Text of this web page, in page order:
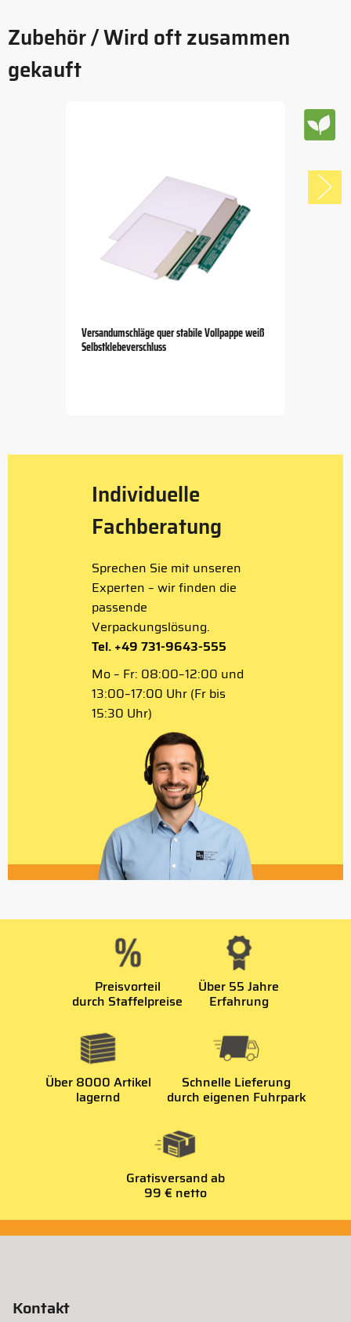
Zubehör / Wird oft zusammen
gekauft
Versandumschläge quer stabile Vollpappe weiß
Selbstklebeverschluss
Individuelle
Fachberatung
Sprechen Sie mit unseren
Experten – wir finden die
passende
Verpackungslösung.
Tel. +49 731-9643-555
Mo – Fr: 08:00–12:00 und
13:00–17:00 Uhr (Fr bis
15:30 Uhr)
Preisvorteil
durch Staffelpreise
Über 55 Jahre
Erfahrung
Über 8000 Artikel
lagernd
Schnelle Lieferung
durch eigenen Fuhrpark
Gratisversand ab
99 € netto
Kontakt